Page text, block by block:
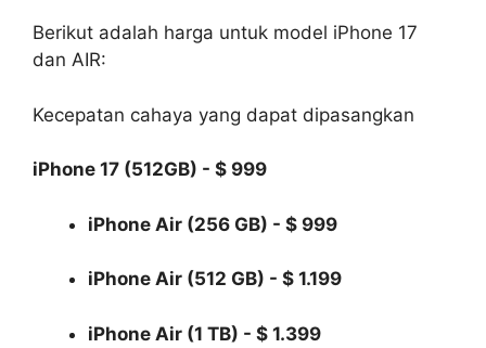
Berikut adalah harga untuk model iPhone 17
dan AIR:
Kecepatan cahaya yang dapat dipasangkan
iPhone 17 (512GB) - $ 999
iPhone Air (256 GB) - $ 999
iPhone Air (512 GB) - $ 1.199
iPhone Air (1 TB) - $ 1.399